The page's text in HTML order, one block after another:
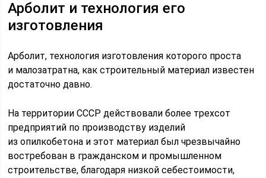
Арболит и технология его
изготовления
Арболит, технология изготовления которого проста
и малозатратна, как строительный материал известен
достаточно давно.
На территории СССР действовали более трехсот
предприятий по производству изделий
из опилкобетона и этот материал был чрезвычайно
востребован в гражданском и промышленном
строительстве, благодаря низкой себестоимости,